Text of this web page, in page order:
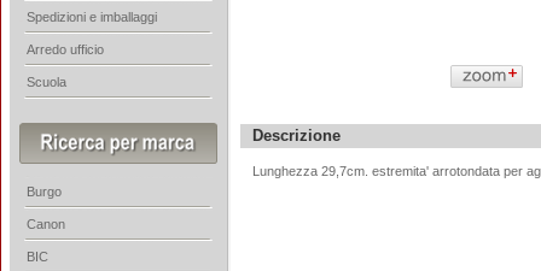
Descrizione
Lunghezza 29,7cm. estremita' arrotondata per
Spedizioni e imballaggi
Arredo ufficio
Scuola
Burgo
Canon
BIC